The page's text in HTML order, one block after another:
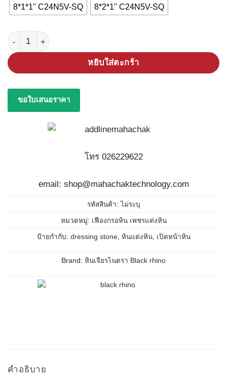
8*1*1'' C24N5V-SQ 8*2*1'' C24N5V-SQ
จำนวน หินแต่งหิน ชิ้น
หยิบใส่ตะกร้า
ขอใบเสนอราคา
โทร 026229622
email: shop@mahachaktechnology.com
รหัสสินค้า: ไม่ระบุ
หมวดหมู่: เฟืองกรอหิน เพชรแต่งหิน
ป้ายกำกับ: dressing stone, หินแต่งหิน, เปิดหน้าหิน
Brand: หินเจียรไนตรา Black rhino
คำอธิบาย